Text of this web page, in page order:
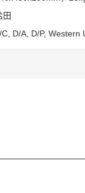
田
C, D/A, D/P, Western